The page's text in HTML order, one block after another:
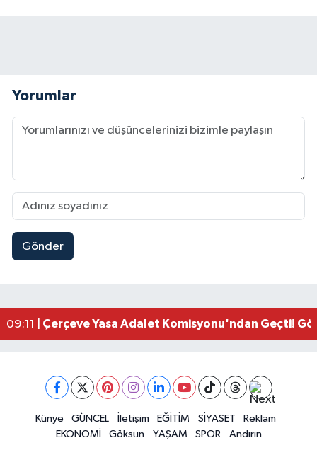
Yorumlar
Gönder
17:19 |Kahramanmaraşlı İşçi Adana'daki Tünel
09:11 | Çerçeve Yasa Adalet Komisyonu'ndan Geçti!
09:04 |Kahramanmaraş'taki Okul Saldırısı TBMM
Kahramanmaraş'ta Pusula Maraş Eğitim
Kahramanmaraş'ta Tarım İçin Su Seferberliği
20:02 |Kahramanmaraş'ta 5 Kilometrelik Yolda Sıcak
Künye GÜNCEL İletişim EĞİTİM SİYASET
Reklam
EKONOMİ
Göksun YAŞAM SPOR Andırın